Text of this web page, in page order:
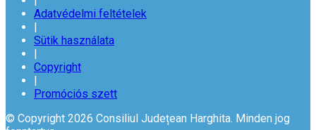
Adatvédelmi feltételek
|
Sütik használata
|
Copyright
|
Promóciós szett
© Copyright 2026 Consiliul Județean Harghita. Minden jog